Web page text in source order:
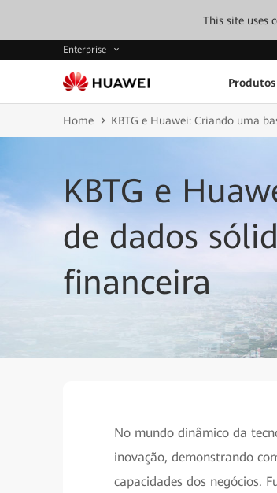
This site uses
Enterprise
Home KBTG e Huawei: Criando uma
KBTG e
de dados
financeira
No mundo dinâmico da
inovação, demonstrando
capacidades dos negócios.